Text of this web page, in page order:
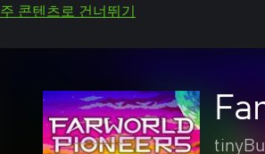
주 콘텐츠로 건너뛰기